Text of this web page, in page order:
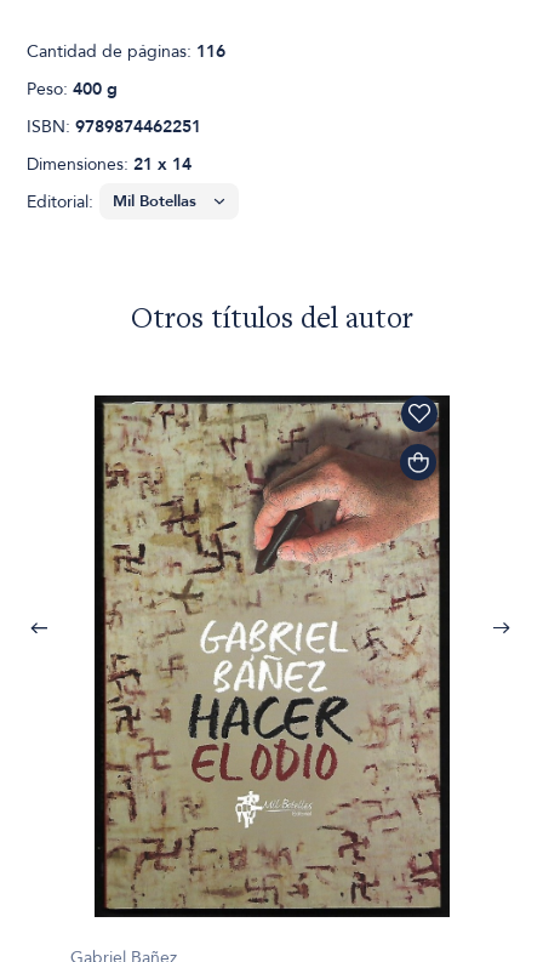
Cantidad de páginas: 116
Peso:400 g
ISBN:9789874462251
Dimensiones:21 x 14
Editorial:
Otros títulos del autor